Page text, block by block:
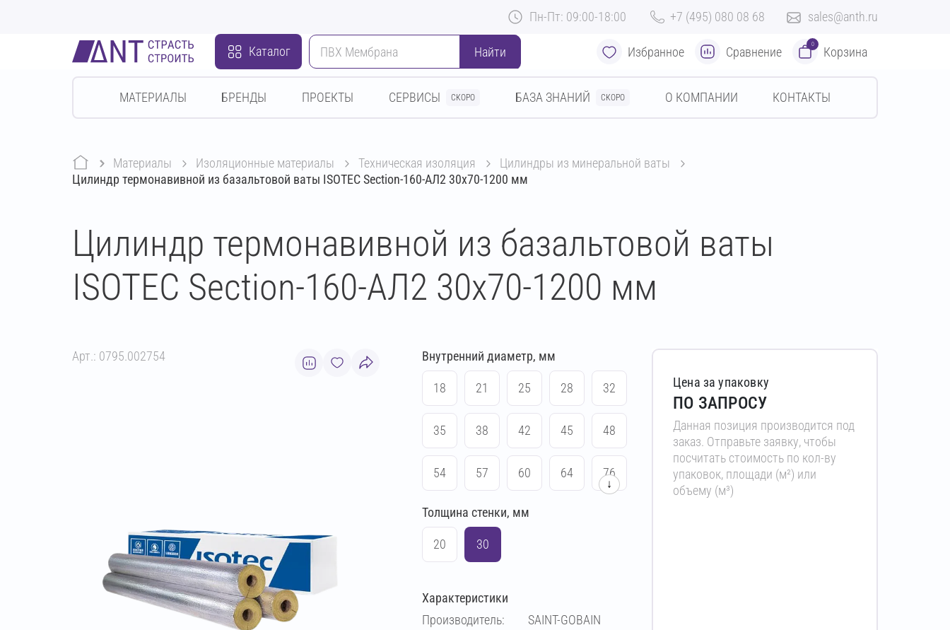
Пн-Пт: 09:00-18:00 +7 (495) 080 08 68 sales@anth.ru
Каталог Найти Избранное Сравнение
0
Корзина
МАТЕРИАЛЫ БРЕНДЫ ПРОЕКТЫ СЕРВИСЫ СКОРО БАЗА ЗНАНИЙ СКОРО О КОМПАНИИ КОНТАКТЫ
Материалы изоляционные материалы техническая изоляция
цилиндры из минеральной ваты
Цилиндр термонавивной из базальтовой ваты ISOTEC Section-160-АЛ2 30х70-1200 мм
Цилиндр термонавивной из базальтовой ваты
ISOTEC Section-160-АЛ2 30х70-1200 мм
Арт.: 0795.002754 Внутренний диаметр, мм
18 21 25 28 32
35 38 42 45 48
54 57 60 64 76
83 89 102
133
169 194
↓
Толщина стенки, мм
20 30
Характеристики
Производитель:
SAINT-GOBAIN
Цена за упаковку
ПО ЗАПРОСУ
Данная позиция производится под
заказ. Отправьте заявку, чтобы
посчитать стоимость по кол-ву
упаковок, площади (м²) или
объему (м³)